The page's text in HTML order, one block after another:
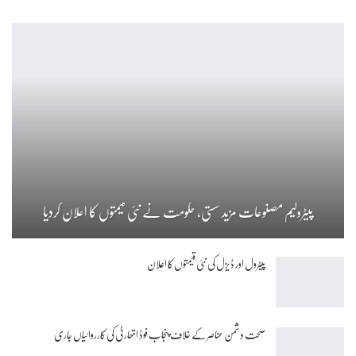
پیٹرولیم مصنوعات مزید سستی، حکومت نے نئی قیمتوں کا اعلان کردیا
پیٹرول اور ڈیزل کی نئی قیمتوں کا اعلان
صحت دشمن عناصر کے خلاف پنجاب فوڈ اتھارٹی کی کارروائیاں جاری